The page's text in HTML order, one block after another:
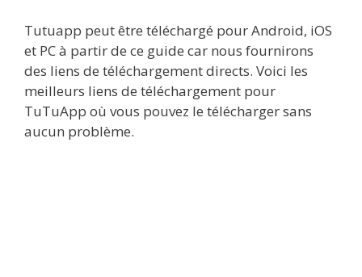
Tutuapp peut être téléchargé pour Android, iOS
et PC à partir de ce guide car nous fournirons
des liens de téléchargement directs. Voici les
meilleurs liens de téléchargement pour
TuTuApp où vous pouvez le télécharger sans
aucun problème.